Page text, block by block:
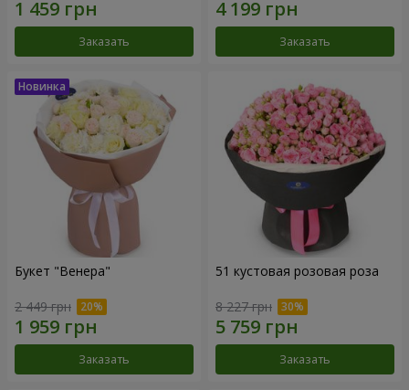
Заказать Заказать
Букет "Венера"
2 449 грн
Заказать
51 кустовая розовая роза
8 227 грн
Заказать